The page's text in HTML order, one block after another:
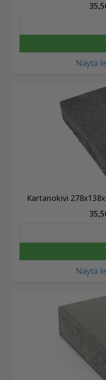
Näytä
Kartanokivi
Näytä